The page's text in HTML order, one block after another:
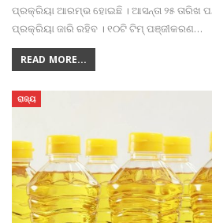
ପ୍ରକ୍ରିୟା ଆରମ୍ଭ ହୋଇଛି । ଆସନ୍ତା ୨୫ ତାରିଖ
ପ୍ରକ୍ରିୟା ଜାରି ରହିବ । ୧୦ଟି ଟିମ୍ ପଞ୍ଜୀକରଣ…
READ MORE...
ରାଜ୍ୟ